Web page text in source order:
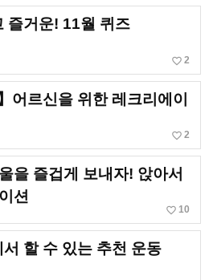
즐거운! 11월 퀴즈
favorite_border 2
어르신을 위한 레크리에이
favorite_border 2
을 즐겁게 보내자! 앉아서
션
favorite_border 10
할 수 있는 추천 운동